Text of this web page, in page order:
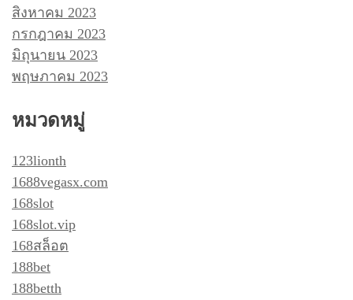
สิงหาคม 2023
กรกฎาคม 2023
มิถุนายน 2023
พฤษภาคม 2023
หมวดหมู่
123lionth
1688vegasx.com
168slot
168slot.vip
168สล็อต
188bet
188betth